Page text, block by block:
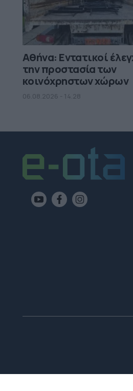
Αθήνα: Εντατικοί
την προστασία των
κοινόχρηστων χώρων
06.08.2026 - 14.28